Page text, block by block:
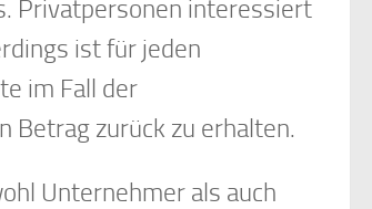
Privatpersonen interessiert
ist für jeden
im Fall der
Betrag zurück zu erhalten.
Unternehmer als auch